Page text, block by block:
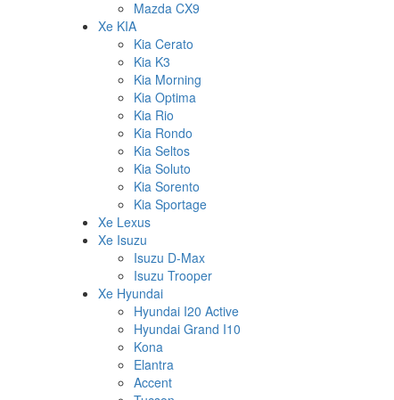
Mazda CX9
Xe KIA
Kia Cerato
Kia K3
Kia Morning
Kia Optima
Kia Rio
Kia Rondo
Kia Seltos
Kia Soluto
Kia Sorento
Kia Sportage
Xe Lexus
Xe Isuzu
Isuzu D-Max
Isuzu Trooper
Xe Hyundai
Hyundai I20 Active
Hyundai Grand I10
Kona
Elantra
Accent